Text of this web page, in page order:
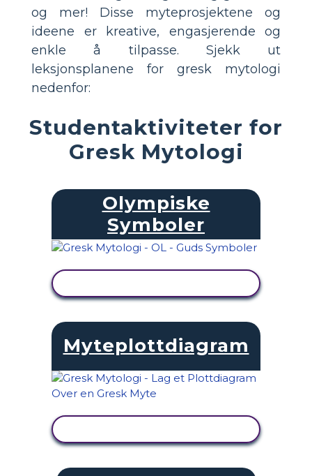
og mer! Disse myteprosjektene og
ideene er kreative, engasjerende og
enkle å tilpasse. Sjekk ut
leksjonsplanene for gresk mytologi
nedenfor:
Studentaktiviteter for
Gresk Mytologi
Olympiske
Symboler
Myteplottdiagram